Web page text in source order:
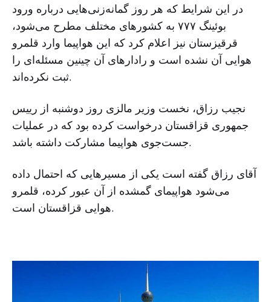
در این شرایط که هر روز گمانه‌زنی‌هایی درباره ورود
بوئینگ ۷۷۷ به کشورهای مختلف مطرح می‌شود،
قرقیزستان نیز اعلام کرد که این هواپیما وارد قلمرو
هوایی آن نشده است و رادارهای آن چینین مسئله‌ای را
ثبت نکرده‌اند.
نجیب رزاق، نخست وزیر مالزی روز دوشنبه از رییس
جمهوری قزاقستان درخواست کرده بود که در عملیات
جست‌جوی هواپیما مشارکت داشته باشد.
آقای رزاق گفته است یکی از مسیرهایی که احتمال داده
می‌شود هواپیمای گمشده از آن عبور کرده، قلمرو
هوایی قزاقستان است.